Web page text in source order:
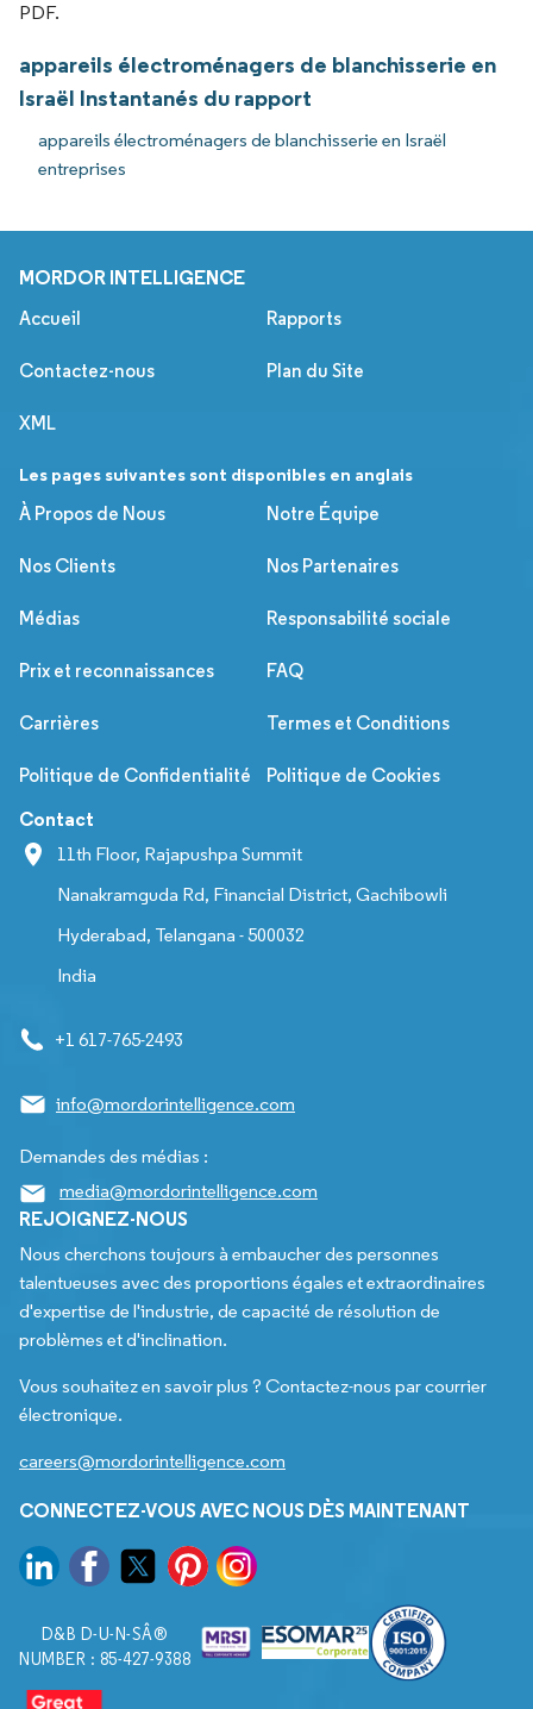
PDF.
appareils électroménagers de blanchisserie en
Israël Instantanés du rapport
appareils électroménagers de blanchisserie en Israël
entreprises
MORDOR INTELLIGENCE
Accueil Rapports
Contactez-nous Plan du Site
XML
Les pages suivantes sont disponibles en anglais
À Propos de Nous
Notre Équipe
Nos Clients Nos Partenaires
Médias Responsabilité sociale
Prix et reconnaissances FAQ
Carrières Termes et Conditions
Politique de Confidentialité Politique de Cookies
Contact
11th Floor, Rajapushpa Summit
Nanakramguda Rd, Financial District, Gachibowli
Hyderabad, Telangana - 500032
India
+1 617-765-2493
info@mordorintelligence.com
Demandes des médias :
media@mordorintelligence.com
REJOIGNEZ-NOUS
Nous cherchons toujours à embaucher des personnes
talentueuses avec des proportions égales et extraordinaires
d'expertise de l'industrie, de capacité de résolution de
problèmes et d'inclination.
Vous souhaitez en savoir plus ? Contactez-nous par courrier
électronique.
careers@mordorintelligence.com
CONNECTEZ-VOUS AVEC NOUS DÈS MAINTENANT
D&B D-U-N-SÂ®
NUMBER : 85-427-9388